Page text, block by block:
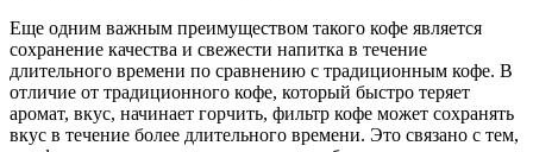
Еще одним важным преимуществом такого кофе является
сохранение качества и свежести напитка в течение
длительного времени по сравнению с традиционным кофе. В
отличие от традиционного кофе, который быстро теряет
аромат, вкус, начинает горчить, фильтр кофе может сохранять
вкус в течение более длительного времени. Это связано с тем,